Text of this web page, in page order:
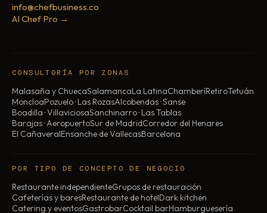
info@chefbusiness.co
AI Chef Pro →
CONSULTORÍA POR ZONAS
Malasaña y ChuecaSalamancaLa LatinaChamberíRetiroTetuán
MoncloaPozuelo · Las RozasAlcobendas · Sanse
Boadilla · VillaviciosaSanchinarro · Las Tablas
Barajas · AeropuertoSur de MadridCorredor del Henares
El CañaveralEnsanche de VallecasBarcelona
POR TIPO DE CONCEPTO DE NEGOCIO
Restaurante independienteGrupos de restauración
Cafeterías y baresRestaurante de hotelDark kitchen
Catering y eventosGastrobarCocktail barHamburguesería